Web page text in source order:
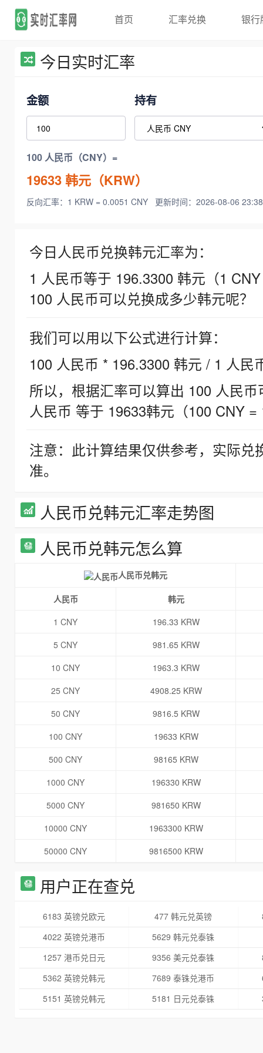
首页 汇率兑换 银行
今日实时汇率
金额 持有
100 人民币（CNY）=
19633韩元（KRW）
反向汇率：1 KRW = 0.0051 CNY 更新时间：2026-08-06
今日人民币兑换韩元汇率为：
1 人民币等于 196.3300 韩元（1
100 人民币可以兑换成多少韩元呢？
我们可以用以下公式进行计算：
100 人民币 * 196.3300 韩元 / 1 人民
所以，根据汇率可以算出 100 人民
人民币 等于 19633韩元（100 CNY =
注意：此计算结果仅供参考，实际
准。
人民币兑韩元汇率走势图
人民币兑韩元怎么算
人民币兑韩元
人民币
韩元
1 CNY
196.33 KRW
5 CNY
981.65 KRW
10 CNY
1963.3 KRW
25 CNY
4908.25 KRW
50 CNY
9816.5 KRW
100 CNY
19633 KRW
500 CNY
98165 KRW
1000 CNY
196330 KRW
5000 CNY
981650 KRW
10000 CNY
1963300 KRW
50000 CNY
9816500 KRW
用户正在查兑
6183 英镑兑欧元 477 韩元兑英镑
4022 英镑兑港币
5629 韩元兑泰铢
1257 港币兑日元
9356 美元兑泰铢
5362 英镑兑韩元
7689 泰铢兑港币
5151 英镑兑韩元
5181 日元兑泰铢